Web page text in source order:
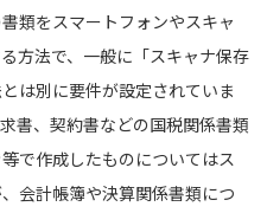
類をスマートフォンやスキャ
方法で、一般に「スキャナ保存
は別に要件が設定されていま
書、契約書などの国税関係書類
で作成したものについてはス
会計帳簿や決算関係書類につ